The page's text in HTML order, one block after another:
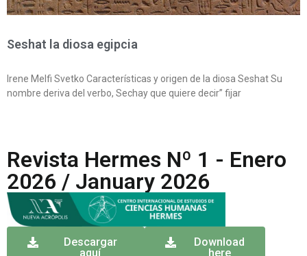
Seshat la diosa egipcia
Irene Melfi Svetko Características y origen de la diosa Seshat Su
nombre deriva del verbo, Sechay que quiere decir” fijar
Revista Hermes Nº 1 - Enero
2026 / January 2026
Descargar
aquí
Download
here